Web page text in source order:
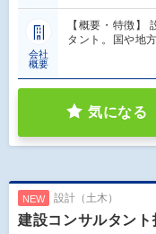
会社
概要
【概要・特徴】
タント。国や地
気になる
NEW 設計（土木）
建設コンサルタント